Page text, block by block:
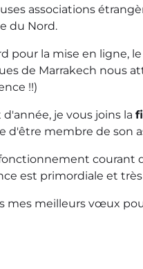
associations
du Nord.
pour la mise en ligne,
de Marrakech nous
!!)
je vous joins la
d'être membre de son
courant
est primordiale et
mes meilleurs vœux